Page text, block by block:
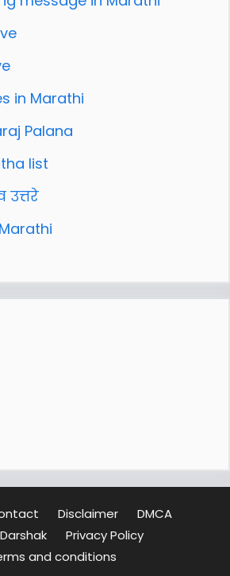
in Marathi
Palana
list
उत्तरे
Disclaimer
DMCA
Privacy Policy
and conditions